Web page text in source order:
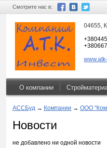
Смотрите нас в:
04655,
О компании
АССБуд → Компании → ООО
Новости
не добавлено ни одной новости